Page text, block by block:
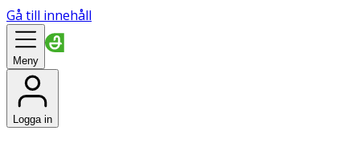
Gå till innehåll
Meny
Logga in